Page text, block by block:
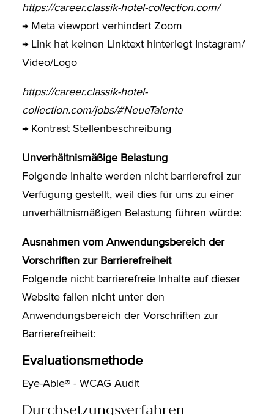
https://career.classik-hotel-collection.com/
→ Meta viewport verhindert Zoom
→ Link hat keinen Linktext hinterlegt Instagram/
Video/Logo
https://career.classik-hotel-
collection.com/jobs/#NeueTalente
→ Kontrast Stellenbeschreibung
Unverhältnismäßige Belastung
Folgende Inhalte werden nicht barrierefrei zur
Verfügung gestellt, weil dies für uns zu einer
unverhältnismäßigen Belastung führen würde:
Ausnahmen vom Anwendungsbereich der
Vorschriften zur Barrierefreiheit
Folgende nicht barrierefreie Inhalte auf dieser
Website fallen nicht unter den
Anwendungsbereich der Vorschriften zur
Barrierefreiheit:
Evaluationsmethode
Eye-Able® - WCAG Audit
Durchsetzungsverfahren